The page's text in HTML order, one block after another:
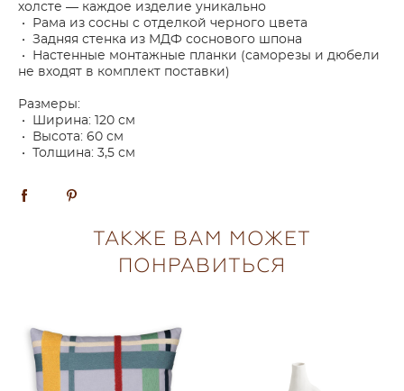
холсте — каждое изделие уникально
• Рама из сосны с отделкой черного цвета
• Задняя стенка из МДФ соснового шпона
• Настенные монтажные планки (саморезы и дюбели
не входят в комплект поставки)
Размеры:
• Ширина: 120 см
• Высота: 60 см
• Толщина: 3,5 см
ТАКЖЕ ВАМ МОЖЕТ
ПОНРАВИТЬСЯ